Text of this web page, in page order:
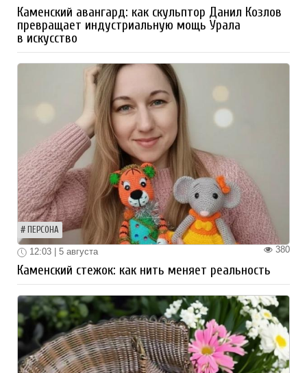
Каменский авангард: как скульптор Данил Козлов
превращает индустриальную мощь Урала
в искусство
ПЕРСОНА
380
12:03 | 5 августа
Каменский стежок: как нить меняет реальность